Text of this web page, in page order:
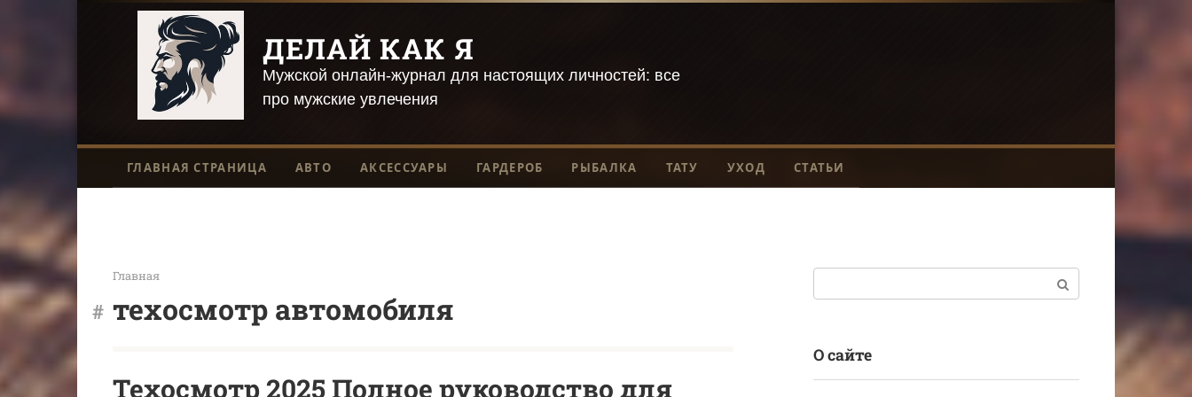
ДЕЛАЙ КАК Я
Мужской онлайн-журнал для настоящих личностей: все
про мужские увлечения
ГЛАВНАЯ СТРАНИЦА АВТО АКСЕССУАРЫ ГАРДЕРОБ РЫБАЛКА ТАТУ УХОД СТАТЬИ
Главная
техосмотр автомобиля
Техосмотр 2025 Полное руководство для
О сайте